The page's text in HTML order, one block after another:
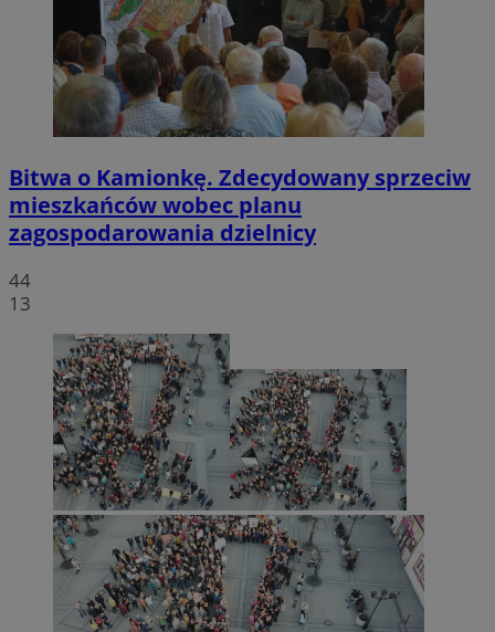
Bitwa o Kamionkę. Zdecydowany sprzeciw
mieszkańców wobec planu
zagospodarowania dzielnicy
44
13